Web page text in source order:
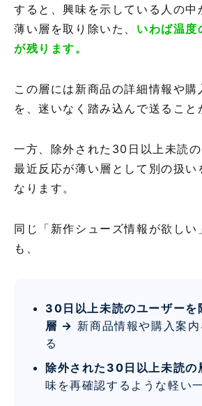
すると、興味を示している人の中
薄い層を取り除いた、 いわば温度
が残ります。
この層には新商品の詳細情報や購
を、迷いなく踏み込んで送ること
一方、除外された30日以上未読の
最近反応が薄い層として別の扱い
なります。
同じ「新作シューズ情報が欲し
も、
30日以上未読のユーザーを
層 → 新商品情報や購入案
る
除外された30日以上未読
味を再確認するような軽い